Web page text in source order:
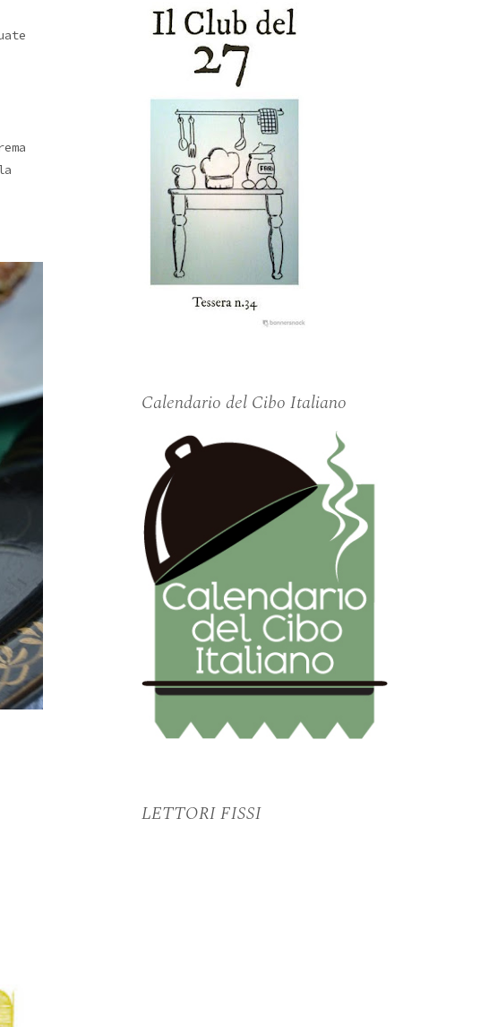
Calendario del Cibo Italiano
LETTORI FISSI